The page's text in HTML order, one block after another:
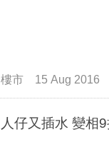
樓市 15 Aug 2016
人仔又插